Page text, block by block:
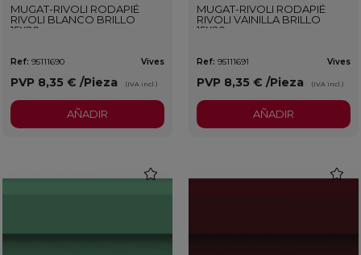
MUGAT-RIVOLI RODAPIÉ
RIVOLI BLANCO BRILLO
15X20
Ref: 95111690 Vives
PVP 8,35 € /Pieza (IVA incl.)
AÑADIR
MUGAT-RIVOLI RODAPIÉ
RIVOLI VAINILLA BRILLO
15X20
Ref: 95111691 Vives
PVP 8,35 € /Pieza (IVA incl.)
AÑADIR